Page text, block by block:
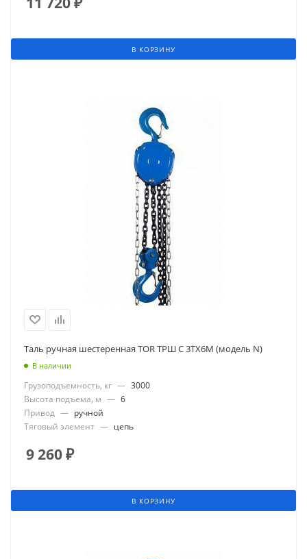
В КОРЗИНУ
Таль ручная шестеренная TOR ТРШ C 3ТХ6М (модель N)
В наличии
Грузоподъемность, кг — 3000
Высота подъема, м — 6
Привод — ручной
Тяговый элемент — цепь
9 260₽
В КОРЗИНУ